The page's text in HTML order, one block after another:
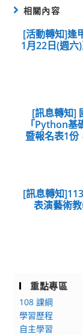
相關內容
[活動轉知]逢
1月22日(週六
[訊息轉知]
「Python
暨報名表1份
[訊息轉知
表演藝術
重點專區
108 課綱
學習歷程
自主學習